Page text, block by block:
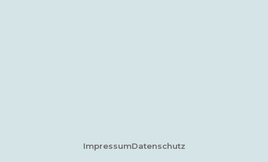
ImpressumDatenschutz